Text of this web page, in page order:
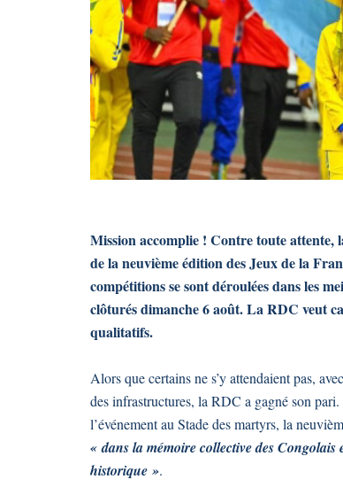
Mission accomplie ! Contre toute
de la neuvième édition des Jeux de la
compétitions se sont déroulées dans les
clôturés dimanche 6 août. La RDC veut
qualitatifs.
Alors que certains ne s’y attendaient pas,
des infrastructures, la RDC a gagné son
l’événement au Stade des martyrs, la
« dans la mémoire collective des
historique ».